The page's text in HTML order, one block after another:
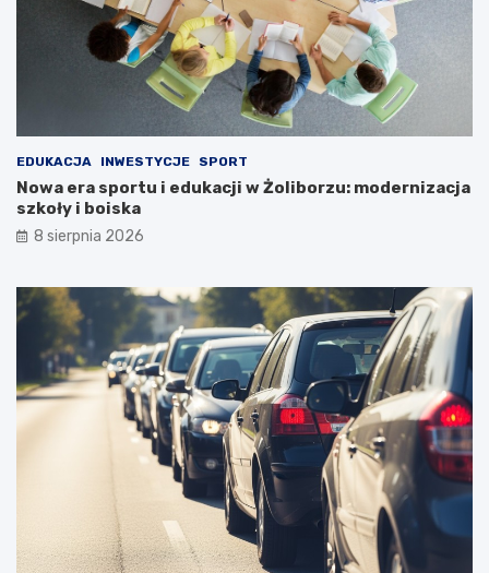
EDUKACJA INWESTYCJE SPORT
Nowa era sportu i edukacji w Żoliborzu: modernizacja
szkoły i boiska
8 sierpnia 2026